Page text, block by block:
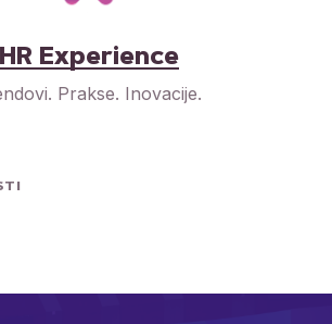
HR Experience
Prakse. Inovacije.